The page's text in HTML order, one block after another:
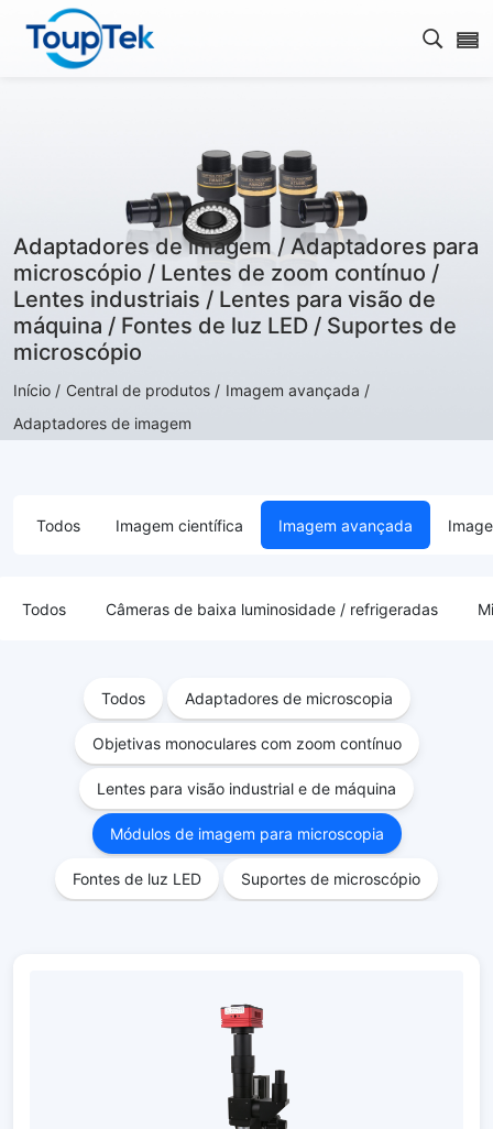
Abrir
Adaptadores de imagem / Adaptadores para
microscópio / Lentes de zoom contínuo /
Lentes industriais / Lentes para visão de
máquina / Fontes de luz LED / Suportes de
microscópio
Início / Central de produtos / Imagem avançada /
Adaptadores de imagem
Todos Imagem científica Imagem avançada
Todos Câmeras de baixa luminosidade / refrigeradas
Todos Adaptadores de microscopia
Objetivas monoculares com zoom contínuo
Lentes para visão industrial e de máquina
Módulos de imagem para microscopia
Fontes de luz LED Suportes de microscópio